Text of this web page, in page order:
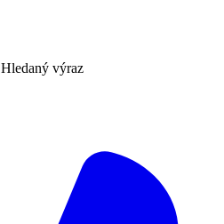
Hledaný výraz